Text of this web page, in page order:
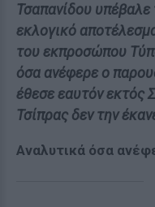
Τσαπανίδου
εκλογικό
του εκπροσώπου
όσα ανέφερε ο
έθεσε εαυτόν εκτός
Τσίπρας δεν την
Αναλυτικά όσα